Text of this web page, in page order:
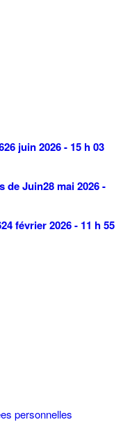
26 juin 2026 - 15 h 03
de Juin28 mai 2026 -
24 février 2026 - 11 h 55
personnelles